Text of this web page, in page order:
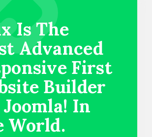
Is The
Advanced
First
Builder
In
World.